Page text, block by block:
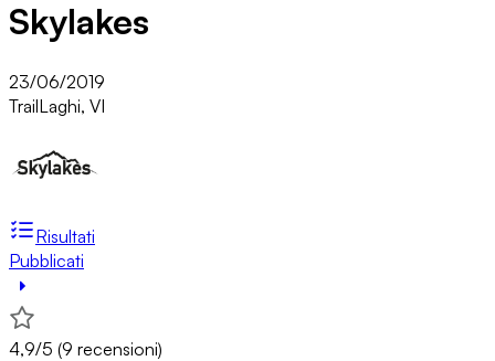
Skylakes
23/06/2019
TrailLaghi, VI
Risultati
Pubblicati
4,9/5 (9 recensioni)